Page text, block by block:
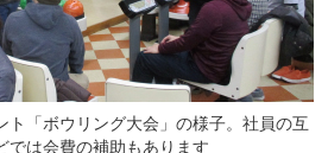
ト「ボウリング大会」の様子。社員の互
では会費の補助もあります